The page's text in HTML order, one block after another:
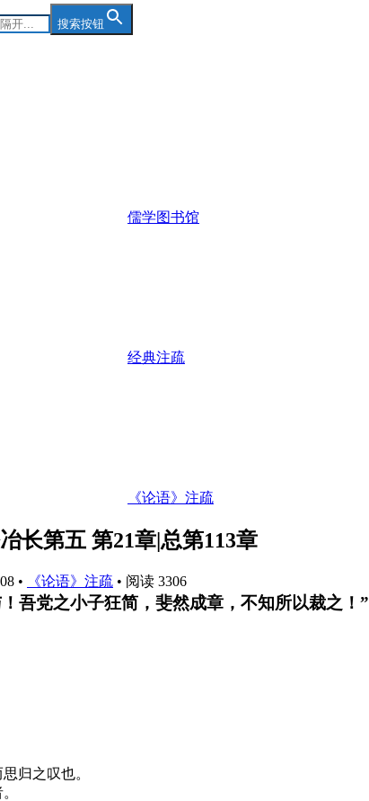
搜索按钮
儒学图书馆
经典注疏
《论语》注疏
长第五 第21章|总第113章
• 《论语》注疏 • 阅读 3306
吾党之小子狂简，斐然成章，不知所以裁之！”
归之叹也。